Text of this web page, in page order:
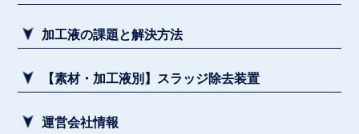
加工液の課題と解決方法
【素材・加工液別】スラッジ除去装置
運営会社情報